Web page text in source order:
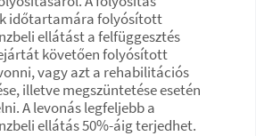
időtartamára folyósított
ellátást a felfüggesztés
követően folyósított
vagy azt a rehabilitációs
illetve megszüntetése esetén
A levonás legfeljebb a
ellátás 50%-áig terjedhet.